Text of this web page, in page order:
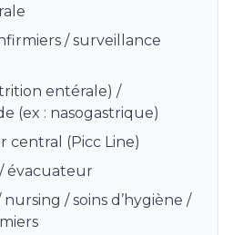
/ surveillance
entérale) /
(ex : nasogastrique)
central (Picc Line)
évacuateur
/ soins d’hygiène /